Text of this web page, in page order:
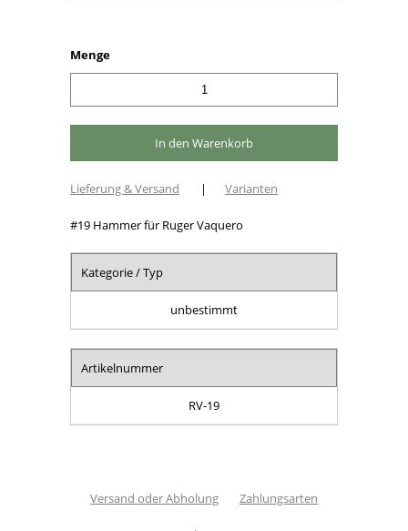
Menge
Lieferung & Versand | Varianten
#19 Hammer für Ruger Vaquero
Kategorie / Typ
unbestimmt
Artikelnummer
RV-19
Versand oder Abholung Zahlungsarten